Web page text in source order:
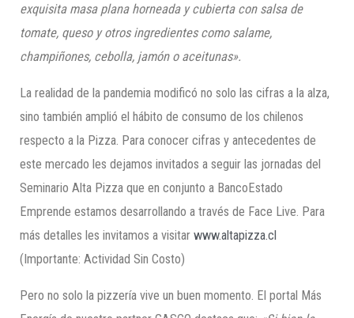
exquisita masa plana horneada y cubierta con salsa de
tomate, queso y otros ingredientes como salame,
champiñones, cebolla, jamón o aceitunas».
La realidad de la pandemia modificó no solo las cifras a la alza,
sino también amplió el hábito de consumo de los chilenos
respecto a la Pizza. Para conocer cifras y antecedentes de
este mercado les dejamos invitados a seguir las jornadas del
Seminario Alta Pizza que en conjunto a BancoEstado
Emprende estamos desarrollando a través de Face Live. Para
más detalles les invitamos a visitarwww.altapizza.cl
(Importante: Actividad Sin Costo)
Pero no solo la pizzería vive un buen momento. El portal Más